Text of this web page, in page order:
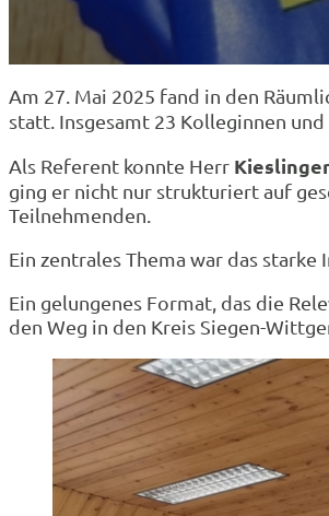
Am 27. Mai 2025 fand in den
statt. Insgesamt 23 Kolleginnen
Als Referent konnte Herr
ging er nicht nur strukturiert auf
Teilnehmenden.
Ein zentrales Thema war das
Ein gelungenes Format, das die
den Weg in den Kreis Siegen-